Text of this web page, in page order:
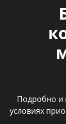
Подробно и
условиях